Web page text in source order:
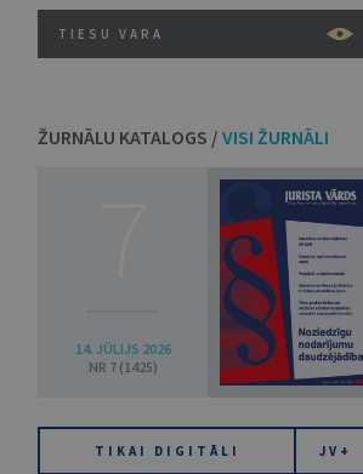
TIESU VARA
ŽURNĀLU KATALOGS / VISI ŽURNĀLI
14. JŪLIJS 2026
NR 7 (1425)
TIKAI DIGITĀLI JV+